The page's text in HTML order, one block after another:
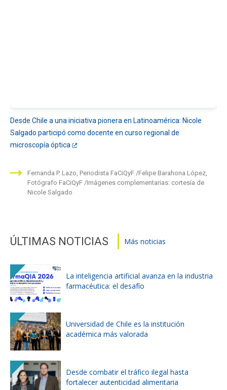
Desde Chile a una iniciativa pionera en Latinoamérica: Nicole
Salgado participó como docente en curso regional de
microscopía óptica
Fernanda P. Lazo, Periodista FaCiQyF Felipe Barahona López,
Fotógrafo FaCiQyF Imágenes complementarias: cortesía de
Nicole Salgado
ÚLTIMAS NOTICIAS Más noticias
La inteligencia artificial avanza en la industria
farmacéutica: el desafío
Universidad de Chile es la institución
académica más valorada
Desde combatir el tráfico ilegal hasta
fortalecer autenticidad alimentaria